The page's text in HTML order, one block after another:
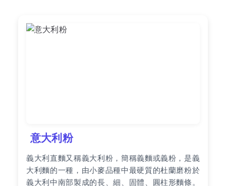
意大利粉
義大利直麵又稱義大利粉，簡稱義麵或義粉，是義
大利麵的一種，由小麥品種中最硬質的杜蘭磨粉於
義大利中南部製成的長、細、固體、圓柱形麵條。